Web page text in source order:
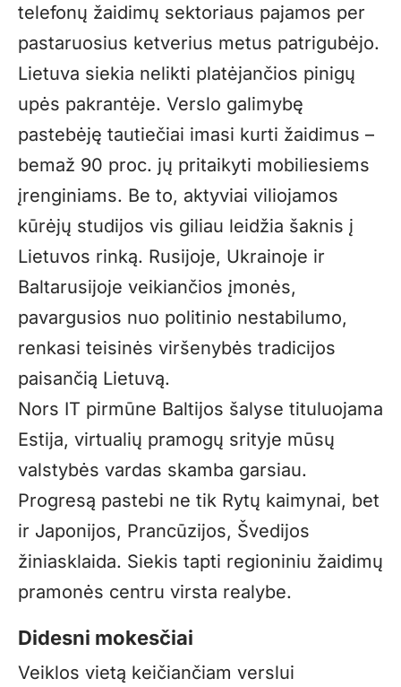
telefonų žaidimų sektoriaus pajamos per
pastaruosius ketverius metus patrigubėjo.
Lietuva siekia nelikti platėjančios pinigų
upės pakrantėje. Verslo galimybę
pastebėję tautiečiai imasi kurti žaidimus –
bemaž 90 proc. jų pritaikyti mobiliesiems
įrenginiams. Be to, aktyviai viliojamos
kūrėjų studijos vis giliau leidžia šaknis į
Lietuvos rinką. Rusijoje, Ukrainoje ir
Baltarusijoje veikiančios įmonės,
pavargusios nuo politinio nestabilumo,
renkasi teisinės viršenybės tradicijos
paisančią Lietuvą.
Nors IT pirmūne Baltijos šalyse tituluojama
Estija, virtualių pramogų srityje mūsų
valstybės vardas skamba garsiau.
Progresą pastebi ne tik Rytų kaimynai, bet
ir Japonijos, Prancūzijos, Švedijos
žiniasklaida. Siekis tapti regioniniu žaidimų
pramonės centru virsta realybe.
Didesni mokesčiai
Veiklos vietą keičiančiam verslui